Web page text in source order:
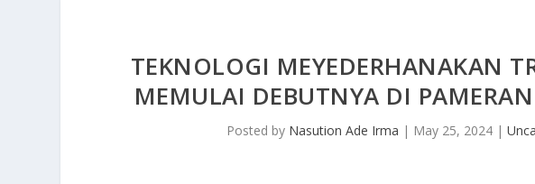
TEKNOLOGI MEYEDERHANAKAN
MEMULAI DEBUTNYA DI
Posted by Nasution Ade Irma | May 25, 2024 |